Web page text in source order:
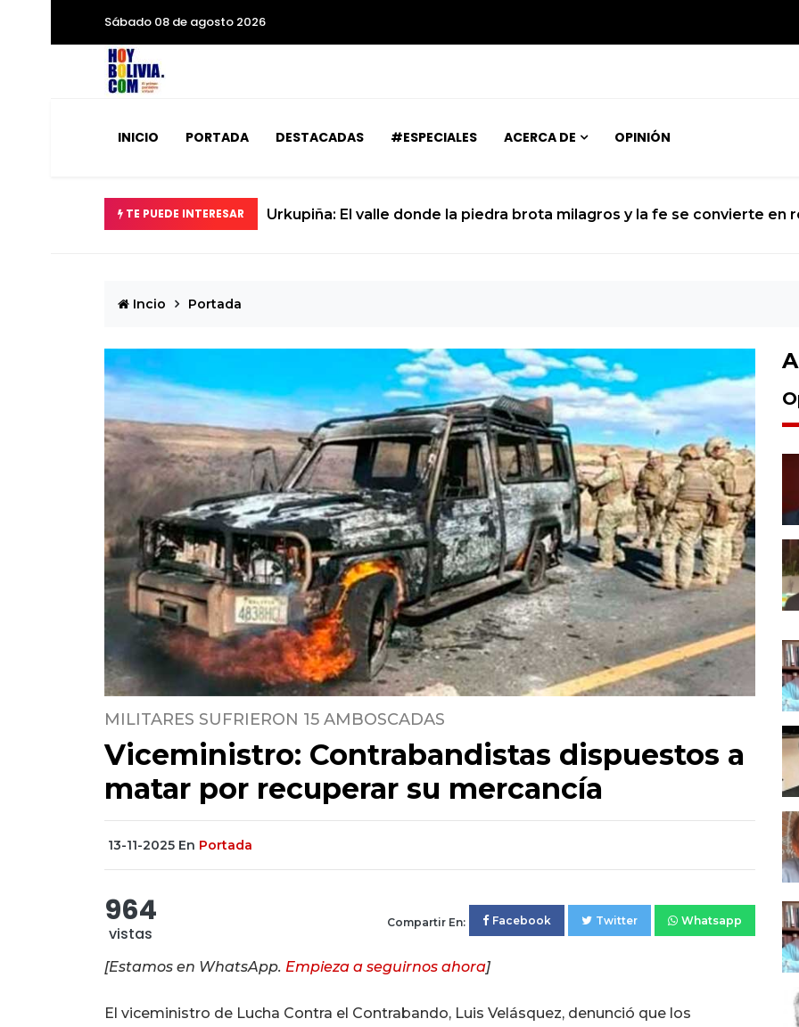
Sábado 08 de agosto 2026
INICIO PORTADA DESTACADAS #ESPECIALES ACERCA DE OPINIÓN
TE PUEDE INTERESAR Urkupiña: El valle donde la piedra brota milagros y la fe se convierte en
Incio Portada
MILITARES SUFRIERON 15 AMBOSCADAS
Viceministro: Contrabandistas dispuestos a
matar por recuperar su mercancía
13-11-2025 En Portada
964
vistas
Compartir En: Facebook Twitter Whatsapp
[Estamos en WhatsApp. Empieza a seguirnos ahora]
El viceministro de Lucha Contra el Contrabando, Luis Velásquez, denunció que los